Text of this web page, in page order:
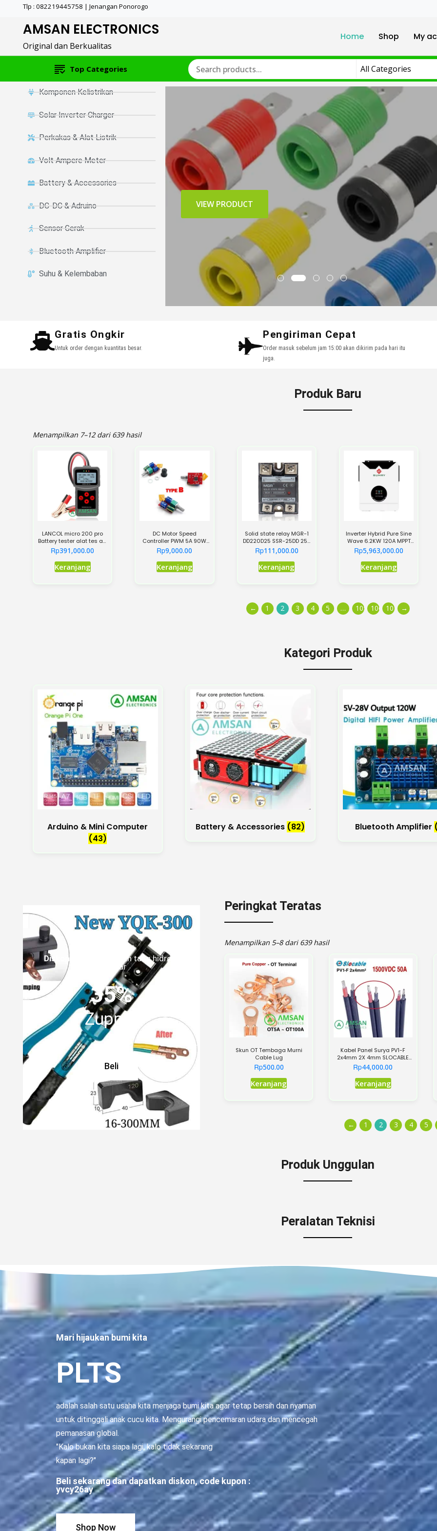
Tlp : 082219445758 | Jenangan Ponorogo
AMSAN ELECTRONICS
Original dan Berkualitas
Home Shop My
Top Categories
Komponen Kelistrikan
Solar Inverter Charger
Perkakas & Alat Listrik
Volt Ampere Meter
Battery & Accessories
DC-DC & Adruino
Sensor Gerak
Bluetooth Amplifier
Suhu & Kelembaban
VIEW PRODUCT
Gratis Ongkir
Untuk order dengan kuantitas besar.
Pengiriman Cepat
Order masuk sebelum jam 15:00 akan dikirim pada hari itu
juga.
Produk Baru
Menampilkan 7–12 dari 639 hasil
LANCOL micro 200 pro
Battery tester alat tes aki
mobil dan motor
Rp391,000.00
Keranjang
DC Motor Speed
Controller PWM 5A 90W
4.5-35V Dimmer Lampu
LED
Rp9,000.00
Keranjang
Solid state relay MGR-1
DD220D25 SSR-25DD 25A
3~32VDC 5~220VDC DC-
DC Single phase solid
state relay
Rp111,000.00
Keranjang
Inverter Hybrid Pure Sine
Wave 6.2KW 120A MPPT
Solar Home System Off-
Grid Inverter with LCD
Display Single Phase
Output
Rp5,963,000.00
Keranjang
← 1 2 3 4 5 … 105 106 107 →
Kategori Produk
Arduino & Mini Computer
(43)
Battery & Accessories (82) Bluetooth Amplifier
Diskon untuk pembelian tang hidrolik
sebesar
35%
Zupper
Beli
Peringkat Teratas
Menampilkan 5–8 dari 639 hasil
Skun OT Tembaga Murni
Cable Lug
Rp500.00
Keranjang
Kabel Panel Surya PV1-F
2x4mm 2X 4mm SLOCABLE
Twin Core PLTS PV Cable PV1F
1 Meter
Rp44,000.00
Keranjang
← 1 2 3 4 5
Produk Unggulan
Peralatan Teknisi
Mari hijaukan bumi kita
PLTS
adalah salah satu usaha kita menjaga bumi kita agar tetap bersih dan nyaman
untuk ditinggali anak cucu kita. Mengurangi pencemaran udara dan mencegah
pemanasan global.
"Kalo bukan kita siapa lagi, kalo tidak sekarang
kapan lagi?"
Beli sekarang dan dapatkan diskon, code kupon :
yvcy26ay
Shop Now